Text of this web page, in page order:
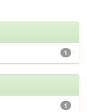
1
1